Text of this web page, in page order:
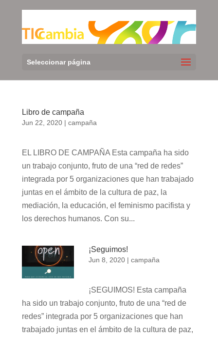
Seleccionar página
Libro de campaña
Jun 22, 2020| campaña
EL LIBRO DE CAMPAÑA Esta campaña ha sido
un trabajo conjunto, fruto de una “red de redes”
integrada por 5 organizaciones que han trabajado
juntas en el ámbito de la cultura de paz, la
mediación, la educación, el feminismo pacifista y
los derechos humanos. Con su...
¡Seguimos!
Jun 8, 2020 |campaña
¡SEGUIMOS! Esta campaña
ha sido un trabajo conjunto, fruto de una “red de
redes” integrada por 5 organizaciones que han
trabajado juntas en el ámbito de la cultura de paz,